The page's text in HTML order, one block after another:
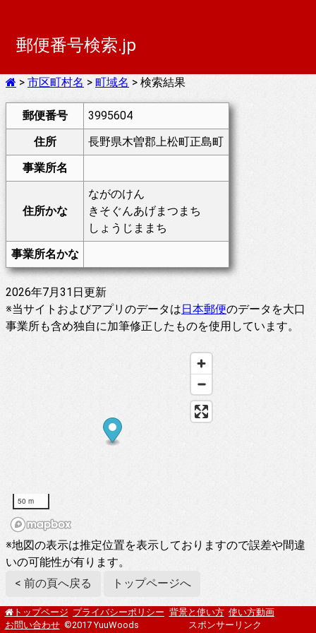
郵便番号検索.jp
> 市区町村名 > 町域名 > 検索結果
郵便番号
3995604
住所
長野県木曽郡上松町正島町
事業所名
住所かな
ながのけん
きそぐんあげまつまち
しょうじままち
事業所名かな
2026年7月31日更新
※当サイトおよびアプリのデータは日本郵便のデータを大口
事業所も含め独自に加筆修正したものを使用しています。
50 m
※地図の表示は推定位置を表示しておりますので誤差や間違
いの可能性が有ります。
< 前の頁へ戻る
トップページへ
トップページ プライバシーポリシー 背景と使い方 使い方動画
お問い合わせ ©2017 YuuWoods スポンサーリンク